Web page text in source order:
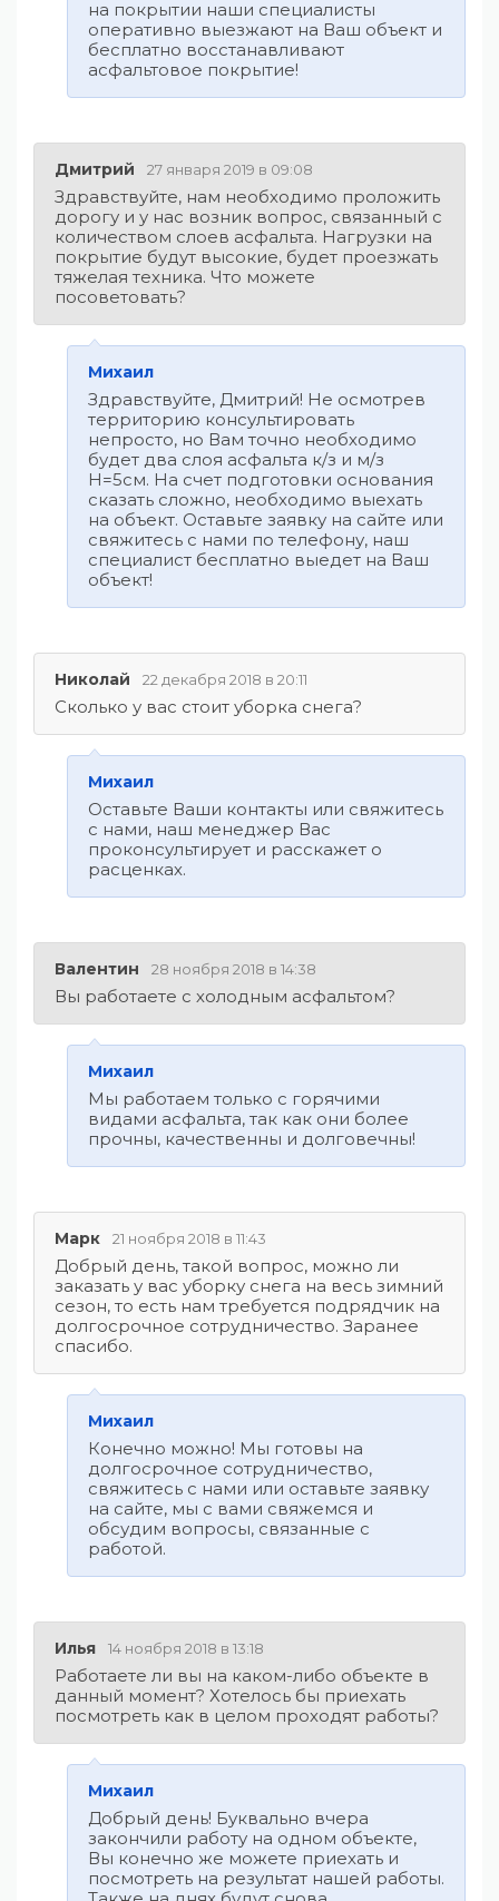
на покрытии наши специалисты
оперативно выезжают на Ваш объект и
бесплатно восстанавливают
асфальтовое покрытие!
Дмитрий 27 января 2019 в 09:08
Здравствуйте, нам необходимо проложить
дорогу и у нас возник вопрос, связанный с
количеством слоев асфальта. Нагрузки на
покрытие будут высокие, будет проезжать
тяжелая техника. Что можете
посоветовать?
Михаил
Здравствуйте, Дмитрий! Не осмотрев
территорию консультировать
непросто, но Вам точно необходимо
будет два слоя асфальта к/з и м/з
H=5см. На счет подготовки основания
сказать сложно, необходимо выехать
на объект. Оставьте заявку на сайте или
свяжитесь с нами по телефону, наш
специалист бесплатно выедет на Ваш
объект!
Николай 22 декабря 2018 в 20:11
Сколько у вас стоит уборка снега?
Михаил
Оставьте Ваши контакты или свяжитесь
с нами, наш менеджер Вас
проконсультирует и расскажет о
расценках.
Валентин 28 ноября 2018 в 14:38
Вы работаете с холодным асфальтом?
Михаил
Мы работаем только с горячими
видами асфальта, так как они более
прочны, качественны и долговечны!
Марк 21 ноября 2018 в 11:43
Добрый день, такой вопрос, можно ли
заказать у вас уборку снега на весь зимний
сезон, то есть нам требуется подрядчик на
долгосрочное сотрудничество. Заранее
спасибо.
Михаил
Конечно можно! Мы готовы на
долгосрочное сотрудничество,
свяжитесь с нами или оставьте заявку
на сайте, мы с вами свяжемся и
обсудим вопросы, связанные с
работой.
Илья 14 ноября 2018 в 13:18
Работаете ли вы на каком-либо объекте в
данный момент? Хотелось бы приехать
посмотреть как в целом проходят работы?
Михаил
Добрый день! Буквально вчера
закончили работу на одном объекте,
Вы конечно же можете приехать и
посмотреть на результат нашей работы.